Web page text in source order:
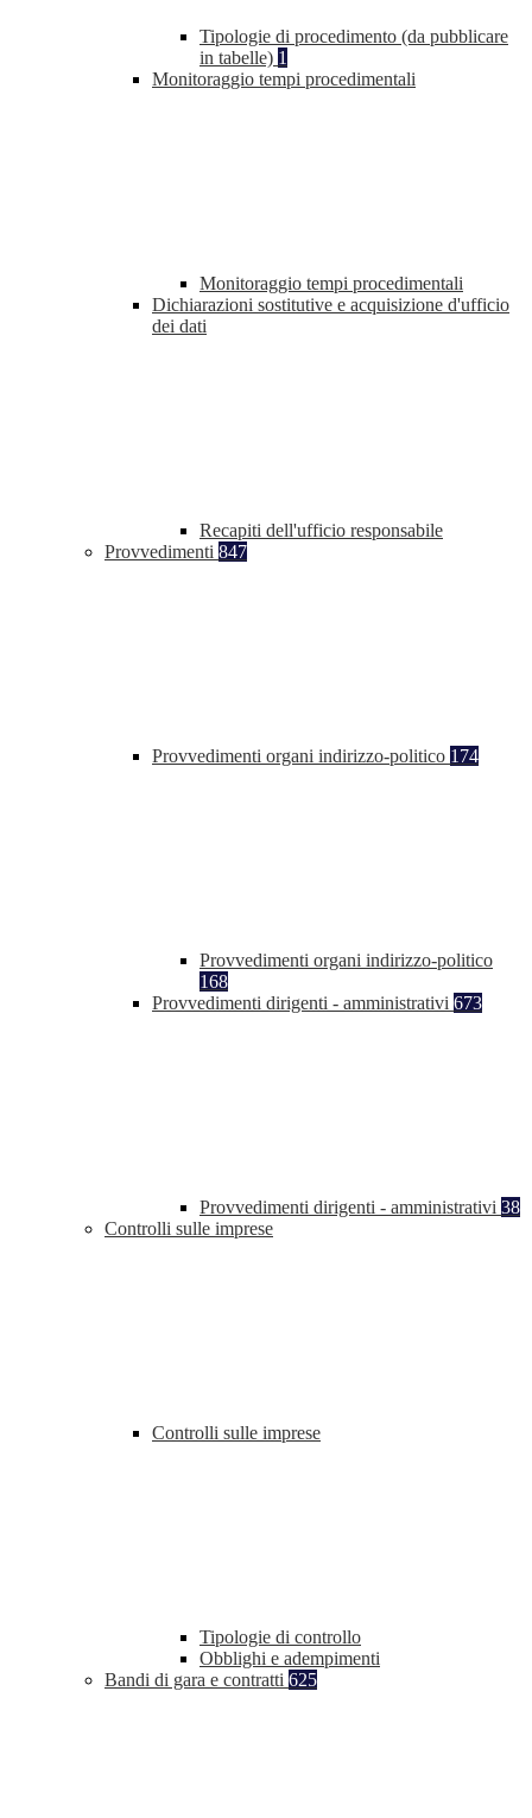
Tipologie di procedimento (da pubblicare
in tabelle) 1
Monitoraggio tempi procedimentali
Monitoraggio tempi procedimentali
Dichiarazioni sostitutive e acquisizione d'ufficio
dei dati
Recapiti dell'ufficio responsabile
Provvedimenti 847
Provvedimenti organi indirizzo-politico 174
Provvedimenti organi indirizzo-politico
168
Provvedimenti dirigenti - amministrativi 673
Provvedimenti dirigenti - amministrativi 38
Controlli sulle imprese
Controlli sulle imprese
Tipologie di controllo
Obblighi e adempimenti
Bandi di gara e contratti 625